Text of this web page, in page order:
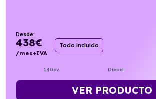
Desde:
438€
/mes+IVA
Todo incluido
140cv Diésel
VER PRODUCTO